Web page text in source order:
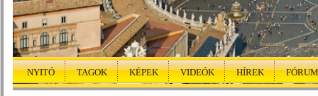
NYITÓ TAGOK KÉPEK VIDEÓK HÍREK FÓRUM